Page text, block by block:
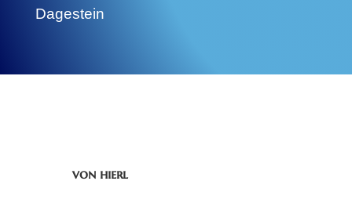
Dagestein
von hierl